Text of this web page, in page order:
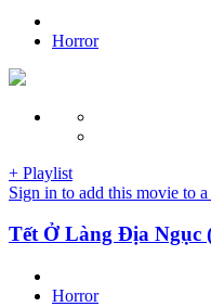
Horror
+ Playlist
Sign in to add this movie to
Tết Ở Làng Địa Ngục
Horror